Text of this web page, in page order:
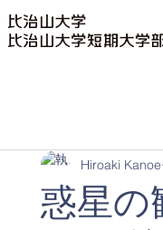
惑星の
Hiroaki Kanoe